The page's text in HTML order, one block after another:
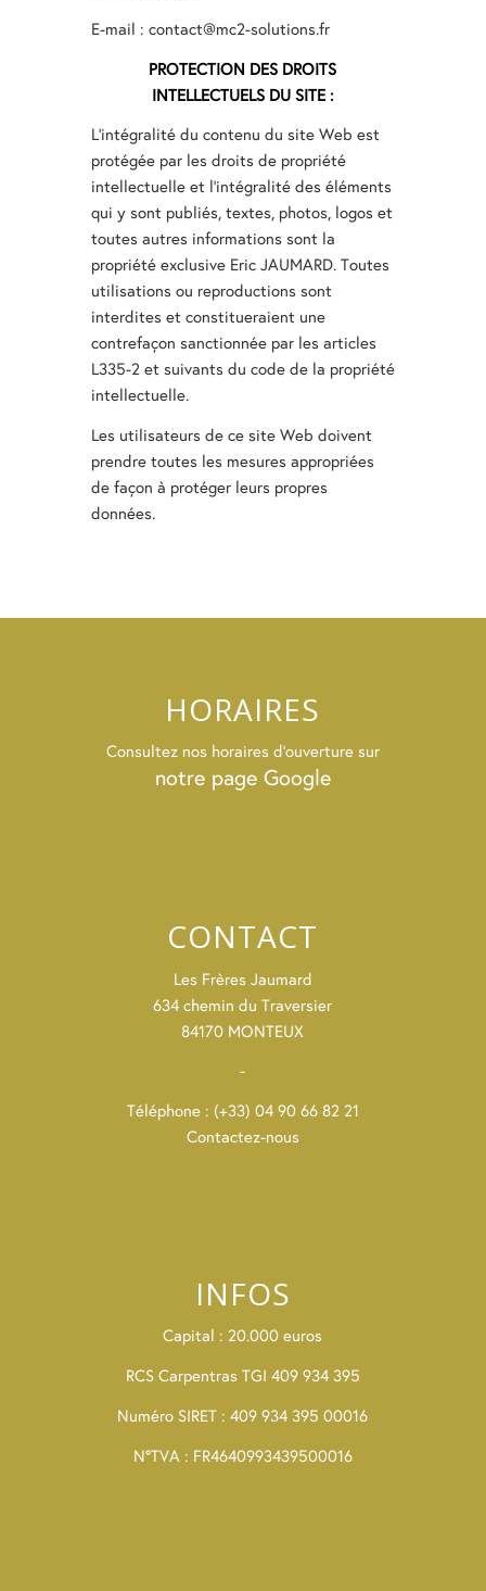
E-mail : contact@mc2-solutions.fr
PROTECTION DES DROITS
INTELLECTUELS DU SITE :
L’intégralité du contenu du site Web est
protégée par les droits de propriété
intellectuelle et l’intégralité des éléments
qui y sont publiés, textes, photos, logos et
toutes autres informations sont la
propriété exclusive Eric JAUMARD. Toutes
utilisations ou reproductions sont
interdites et constitueraient une
contrefaçon sanctionnée par les articles
L335-2 et suivants du code de la propriété
intellectuelle.
Les utilisateurs de ce site Web doivent
prendre toutes les mesures appropriées
de façon à protéger leurs propres
données.
HORAIRES
Consultez nos horaires d’ouverture sur
notre page Google
CONTACT
Les Frères Jaumard
634 chemin du Traversier
84170 MONTEUX
-
Téléphone : (+33) 04 90 66 82 21
Contactez-nous
INFOS
Capital : 20.000 euros
RCS Carpentras TGI 409 934 395
Numéro SIRET : 409 934 395 00016
N°TVA : FR4640993439500016